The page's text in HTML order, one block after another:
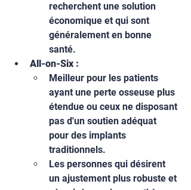
recherchent une solution
économique et qui sont
généralement en bonne
santé.
All-on-Six :
Meilleur pour les patients
ayant une perte osseuse plus
étendue ou ceux ne disposant
pas d'un soutien adéquat
pour des implants
traditionnels.
Les personnes qui désirent
un ajustement plus robuste et